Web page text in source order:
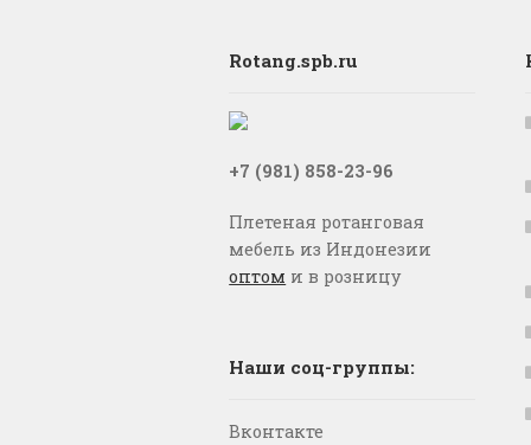
Rotang.spb.ru
+7 (981) 858-23-96
Плетеная ротанговая
мебель из Индонезии
оптом и в розницу
Наши соц-группы:
Вконтакте